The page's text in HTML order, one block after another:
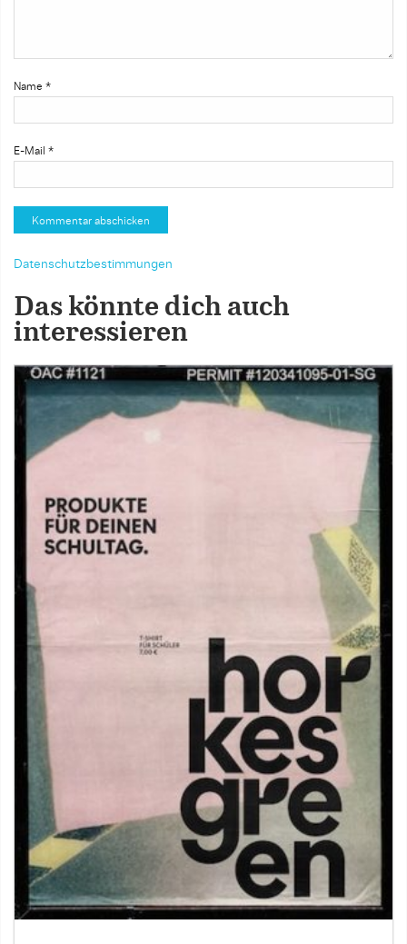
Name *
E-Mail *
Datenschutzbestimmungen
Das könnte dich auch
interessieren